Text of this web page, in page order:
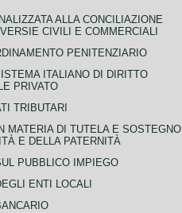
ALLA CONCILIAZIONE
CIVILI E COMMERCIALI
PENITENZIARIO
ITALIANO DI DIRITTO
PRIVATO
TRIBUTARI
MATERIA DI TUTELA E SOSTEGNO
E DELLA PATERNITÀ
PUBBLICO IMPIEGO
ENTI LOCALI